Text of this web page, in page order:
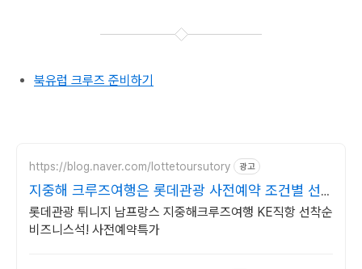
북유럽 크루즈 준비하기
https://blog.naver.com/lottetoursutory 광고
지중해 크루즈여행은 롯데관광 사전예약 조건별 선
착순 할인
롯데관광 튀니지 남프랑스 지중해크루즈여행 KE직항 선착순
비즈니스석! 사전예약특가